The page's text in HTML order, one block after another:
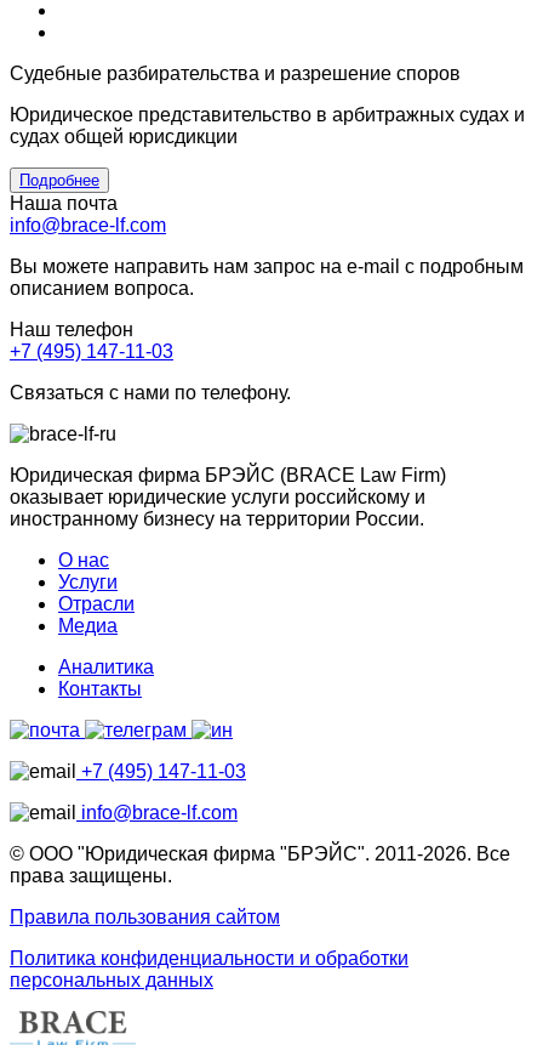
Судебные разбирательства и разрешение споров
Юридическое представительство в арбитражных судах и
судах общей юрисдикции
Подробнее
Наша почта
info@brace-lf.com
Вы можете направить нам запрос на e-mail с подробным
описанием вопроса.
Наш телефон
+7 (495) 147-11-03
Связаться с нами по телефону.
Юридическая фирма БРЭЙС (BRACE Law Firm)
оказывает юридические услуги российскому и
иностранному бизнесу на территории России.
О нас
Услуги
Отрасли
Медиа
Аналитика
Контакты
+7 (495) 147-11-03
info@brace-lf.com
© ООО "Юридическая фирма "БРЭЙС". 2011-2026. Все
права защищены.
Правила пользования сайтом
Политика конфиденциальности и обработки
персональных данных